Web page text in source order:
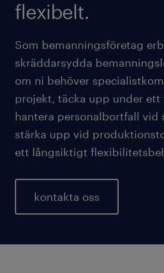
flexibelt.
Som bemanningsföretag
skräddarsydda
om ni behöver
projekt, täcka upp under ett
hantera personalbortfall vid
stärka upp vid
ett långsiktigt
kontakta oss